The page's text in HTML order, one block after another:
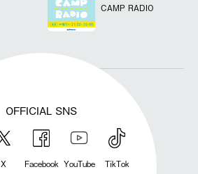
CAMP RADIO
OFFICIAL SNS
X Facebook YouTube TikTok